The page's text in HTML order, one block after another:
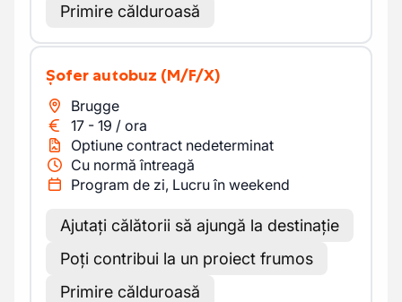
Primire călduroasă
Șofer autobuz (M/F/X)
Brugge
17 - 19 / ora
Optiune contract nedeterminat
Cu normă întreagă
Program de zi, Lucru în weekend
Ajutați călătorii să ajungă la destinație
Poți contribui la un proiect frumos
Primire călduroasă